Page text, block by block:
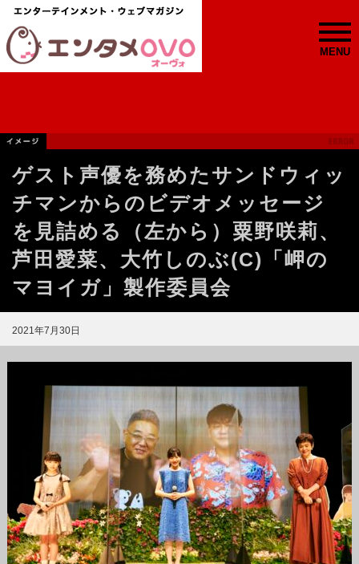
MENU
ゲスト声優を務めたサンドウィッ
チマンからのビデオメッセージ
を見詰める（左から）粟野咲莉、
芦田愛菜、大竹しのぶ(C)「岬の
マヨイガ」製作委員会
2021年7月30日